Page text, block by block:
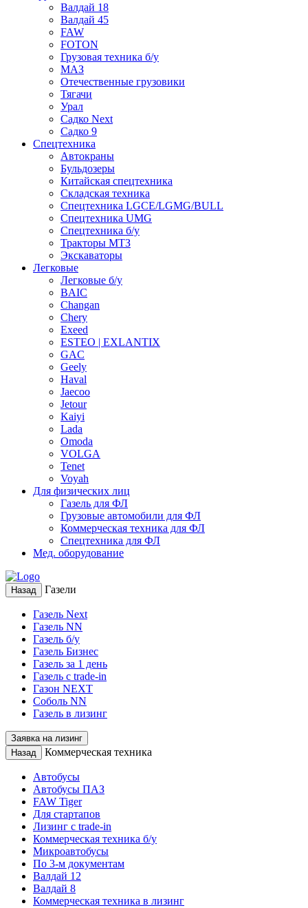
Валдай 18
Валдай 45
FAW
FOTON
Грузовая техника б/у
МАЗ
Отечественные грузовики
Тягачи
Урал
Садко Next
Садко 9
Спецтехника
Автокраны
Бульдозеры
Китайская спецтехника
Складская техника
Спецтехника LGCE/LGMG/BULL
Спецтехника UMG
Спецтехника б/у
Тракторы МТЗ
Экскаваторы
Легковые
Легковые б/у
BAIC
Changan
Chery
Exeed
ESTEO | EXLANTIX
GAC
Geely
Haval
Jaecoo
Jetour
Kaiyi
Lada
Omoda
VOLGA
Tenet
Voyah
Для физических лиц
Газель для ФЛ
Грузовые автомобили для ФЛ
Коммерческая техника для ФЛ
Спецтехника для ФЛ
Мед. оборудование
Назад Газели
Газель Next
Газель NN
Газель б/у
Газель Бизнес
Газель за 1 день
Газель с trade-in
Газон NEXT
Соболь NN
Газель в лизинг
Заявка на лизинг
Назад
Коммерческая техника
Автобусы
Автобусы ПАЗ
FAW Tiger
Для стартапов
Лизинг с trade-in
Коммерческая техника б/у
Микроавтобусы
По 3-м документам
Валдай 12
Валдай 8
Коммерческая техника в лизинг